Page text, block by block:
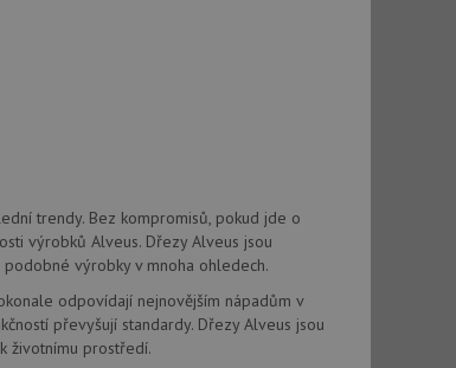
trendy. Bez kompromisů, pokud jde o
výrobků Alveus. Dřezy Alveus jsou
výrobky v mnoha ohledech.
odpovídají nejnovějším nápadům v
převyšují standardy. Dřezy Alveus jsou
životnímu prostředí.